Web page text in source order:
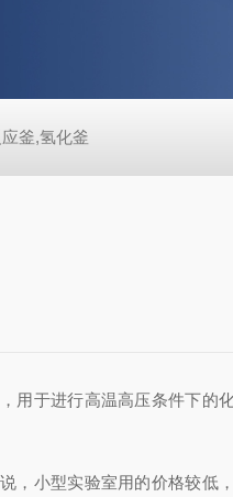
釜,氢化釜
用于进行高温高压条件下
小型实验室用的价格较低